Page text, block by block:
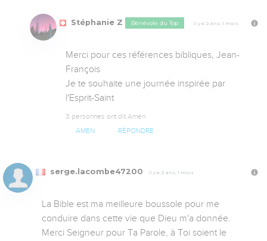
Stéphanie Z Bénévole du Top Il y a 2 ans, 1 mois
Merci pour ces références bibliques, Jean-
François
Je te souhaite une journée inspirée par
l'Esprit-Saint
3 personnes ont dit Amen
AMEN RÉPONDRE
serge.lacombe47200 Il y a 2 ans, 1 mois
La Bible est ma meilleure boussole pour me
conduire dans cette vie que Dieu m'a donnée.
Merci Seigneur pour Ta Parole, à Toi soient le